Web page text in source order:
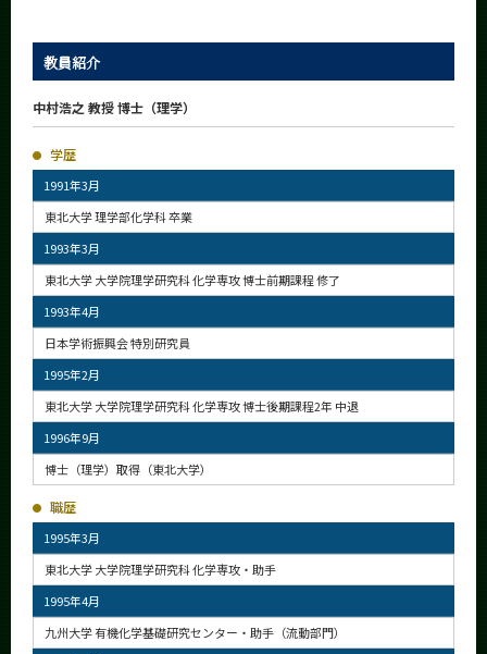
教員紹介
中村浩之 教授 博士（理学）
学歴
1991年3月
東北大学 理学部化学科 卒業
1993年3月
東北大学 大学院理学研究科 化学専攻 博士前期課程 修了
1993年4月
日本学術振興会 特別研究員
1995年2月
東北大学 大学院理学研究科 化学専攻 博士後期課程2年 中退
1996年9月
博士（理学）取得（東北大学）
職歴
1995年3月
東北大学 大学院理学研究科 化学専攻・助手
1995年4月
九州大学 有機化学基礎研究センター・助手（流動部門）